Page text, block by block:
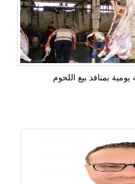
بمنافذ بيع اللحوم